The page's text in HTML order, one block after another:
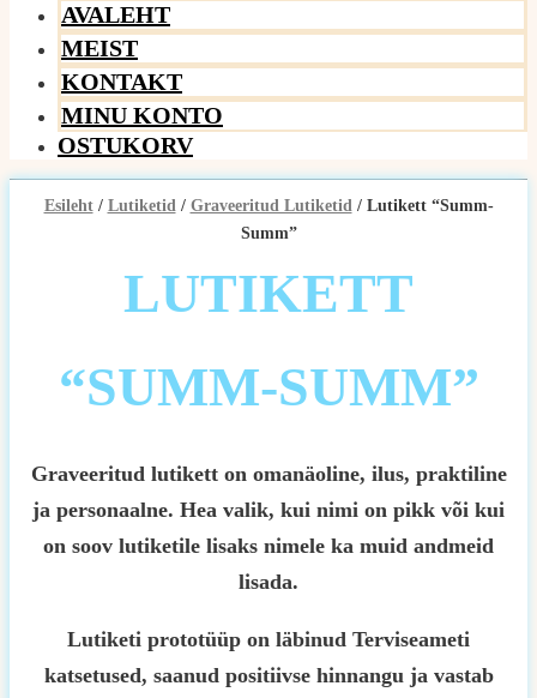
AVALEHT
MEIST
KONTAKT
MINU KONTO
OSTUKORV
Esileht/ Lutiketid/ Graveeritud Lutiketid/ Lutikett “Summ-
Summ”
LUTIKETT
“SUMM-SUMM”
Graveeritud lutikett on omanäoline, ilus, praktiline
ja personaalne. Hea valik, kui nimi on pikk või kui
on soov lutiketile lisaks nimele ka muid andmeid
lisada.
Lutiketi prototüüp on läbinud Terviseameti
katsetused, saanud positiivse hinnangu ja vastab